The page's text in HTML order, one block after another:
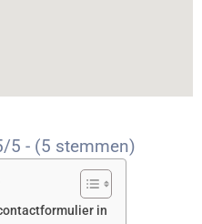
5 - (5 stemmen)
in